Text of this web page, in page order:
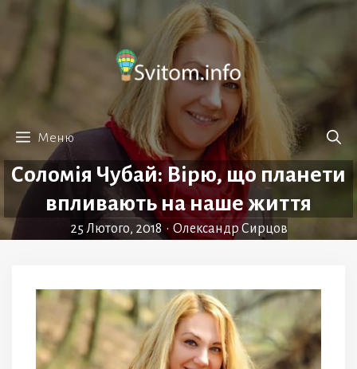
Меню
Соломія Чубай: Вірю, що планети
впливають на наше життя
25 Лютого, 2018 • Олександр Сирцов